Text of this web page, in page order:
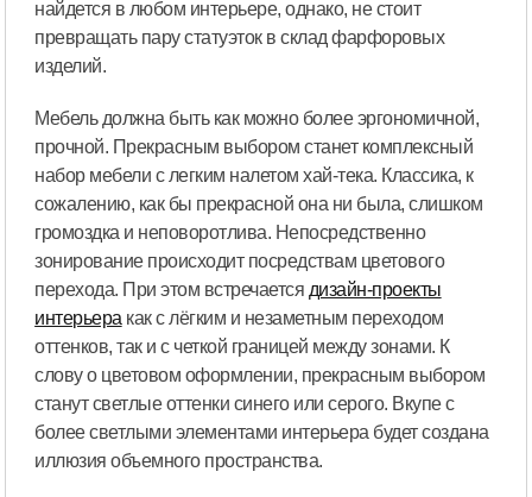
найдется в любом интерьере, однако, не стоит
превращать пару статуэток в склад фарфоровых
изделий.
Мебель должна быть как можно более эргономичной,
прочной. Прекрасным выбором станет комплексный
набор мебели с легким налетом хай-тека. Классика, к
сожалению, как бы прекрасной она ни была, слишком
громоздка и неповоротлива. Непосредственно
зонирование происходит посредствам цветового
перехода. При этом встречается дизайн-проекты
интерьера как с лёгким и незаметным переходом
оттенков, так и с четкой границей между зонами. К
слову о цветовом оформлении, прекрасным выбором
станут светлые оттенки синего или серого. Вкупе с
более светлыми элементами интерьера будет создана
иллюзия объемного пространства.